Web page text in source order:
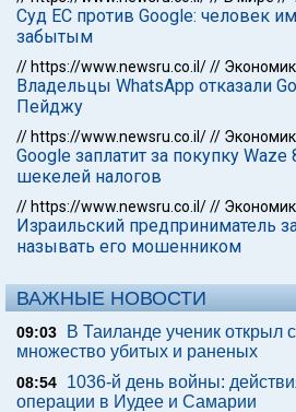
Суд ЕС против Google: человек
забытым
// https://www.newsru.co.il///
Владельцы WhatsApp отказали
Пейджу
// https://www.newsru.co.il///
Google заплатит за покупку
шекелей налогов
// https://www.newsru.co.il///
Израильский предприниматель
называть его мошенником
ВАЖНЫЕ НОВОСТИ
09:03
В Таиланде ученик открыл
множество убитых и раненых
08:54
1036-й день войны:
операции в Иудее и Самарии